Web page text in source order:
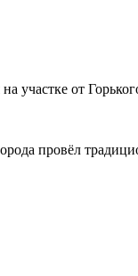
участке от
провёл